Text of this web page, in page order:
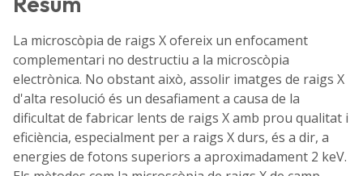
La microscòpia de raigs X ofereix un enfocament
complementari no destructiu a la microscòpia
electrònica. No obstant això, assolir imatges de raigs X
d'alta resolució és un desafiament a causa de la
dificultat de fabricar lents de raigs X amb prou qualitat i
eficiència, especialment per a raigs X durs, és a dir, a
energies de fotons superiors a aproximadament 2 keV.